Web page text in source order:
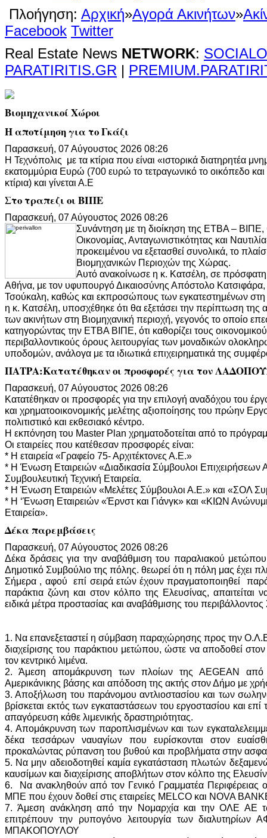
Πλοήγηση: Αρχική»Αγορά Ακινήτων»
Facebook Twitter
Real Estate News NETWORK:
PARATIRITIS.GR |
Βιομηχανικοί Χώροι
Η αποτίμηση για το Γκάζι
Παρασκευή, 07 Αύγουστος 2026 08:26
Η Τεχνόπολις με τα κτίρια που είναι «ιστορικά διατηρητέα
εκατομμύρια Ευρώ (700 ευρώ το τετραγωνικό το οικόπεδο
κτίρια) και γίνεται Α.Ε
Στο τραπεζι οι ΒΙΠΕ
Παρασκευή, 07 Αύγουστος 2026 08:26
Συνάντηση με τη διοίκηση της ΕΤΒΑ – ΒΙΠΕ,
Οικονομίας, Ανταγωνιστικότητας και
προκειμένου να εξετασθεί συνολικά, το
Βιομηχανικών Περιοχών της Χώρας.
Αυτό ανακοίνωσε η κ. Κατσέλη, σε
Αθήνα, με τον υφυπουργό Δικαιοσύνης Απόστολο Κατσιφάρα,
Τσούκαλη, καθώς και εκπροσώπους των εγκατεστημένων
η κ. Κατσέλη, υποσχέθηκε ότι θα εξετάσει την περίπτωση της
των ακινήτων στη Βιομηχανική περιοχή, γεγονός το οποίο
κατηγορώντας την ΕΤΒΑ ΒΙΠΕ, ότι καθορίζει τους
περιβαλλοντικούς όρους λειτουργίας των μοναδικών
υποδομών, ανάλογα με τα ιδιωτικά επιχειρηματικά της
ΠΑΤΡΑ:Κατατέθηκαν οι προσφορές για τον
Παρασκευή, 07 Αύγουστος 2026 08:26
Κατατέθηκαν οι προσφορές για την επιλογή αναδόχου του
και χρηματοοικονομικής μελέτης αξιοποίησης του πρώην
πολιτιστικό και εκθεσιακό κέντρο.
Η εκπόνηση του Master Plan χρηματοδοτείται από το
Οι εταιρείες που κατέθεσαν προσφορές είναι:
* Η εταιρεία «Γραφείο 75- Αρχιτέκτονες Α.Ε.»
* Η Ένωση Εταιρειών «Διαδικασία Σύμβουλοι Επιχειρήσεων
Συμβουλευτική Τεχνική Εταιρεία.
* Η Ένωση Εταιρειών «Μελέτες Σύμβουλοι Α.Ε.» και «ΣΟΛ
* Η ‘Ένωση Εταιρειών «Έρνστ και Γιάνγκ» και «ΚΙΩΝ
Εταιρεία».
Δέκα παρεμβάσεις
Παρασκευή, 07 Αύγουστος 2026 08:26
Δέκα δράσεις για την αναβάθμιση του παραλιακού
Δημοτικό Συμβούλιο της πόλης. θεωρεί ότι η πόλη μας έχει
Σήμερα , αφού επί σειρά ετών έχουν πραγματοποιηθεί
παράκτια ζώνη και στον κόλπο της Ελευσίνας, απαιτείται
ειδικά μέτρα προστασίας και αναβάθμισης του
1. Να επανεξεταστεί η σύμβαση παραχώρησης προς την
διαχείρισης του παράκτιου μετώπου, ώστε να αποδοθεί
τον κεντρικό λιμένα.
2. Άμεση απομάκρυνση των πλοίων της AEGEAN
Αμερικάνικης βάσης και απόδοση της ακτής στον Δήμο με
3. Αποξήλωση του παράνομου αντλιοστασίου και των
βρίσκεται εκτός των εγκαταστάσεων του εργοστασίου και
απαγόρευση κάθε λιμενικής δραστηριότητας.
4. Απομάκρυνση των παροπλισμένων και των
δέκα τεσσάρων ναυαγίων που ευρίσκονται στον
προκαλώντας ρύπανση του βυθού και προβλήματα στην
5. Nα μην αδειοδοτηθεί καμία εγκατάσταση πλωτών
καυσίμων και διαχείρισης αποβλήτων στον κόλπο της
6. Να ανακληθούν από τον Γενικό Γραμματέα Περιφέρειας οι
ΜΠΕ που έχουν δοθεί στις εταιρείες MELCO και NOVA
7. Άμεση ανάκληση από την Νομαρχία και την ΟΛΕ ΑΕ
επιτρέπουν την ρυπογόνο λειτουργία των
ΜΠΑΚΟΠΟΥΛΟΥ